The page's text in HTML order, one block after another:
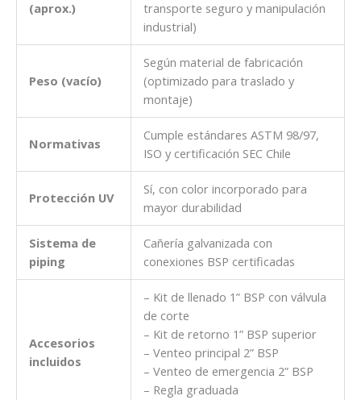
(aprox.)
transporte seguro y manipulación
industrial)
Peso (vacío)
Según material de fabricación
(optimizado para traslado y
montaje)
Normativas
Cumple estándares ASTM 98/97,
ISO y certificación SEC Chile
Protección UV
Sí, con color incorporado para
mayor durabilidad
Sistema de
piping
Cañería galvanizada con
conexiones BSP certificadas
Accesorios
incluidos
– Kit de llenado 1” BSP con válvula
de corte
– Kit de retorno 1” BSP superior
– Venteo principal 2” BSP
– Venteo de emergencia 2” BSP
– Regla graduada